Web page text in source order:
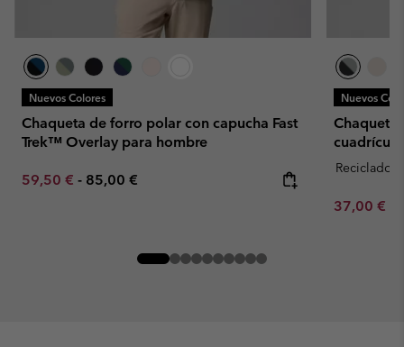
Nuevos Colores
Chaqueta de forro polar con capucha Fast
Trek™ Overlay para hombre
Minimum sale price:
59,50 € - Maximum price:
85,00 €
Nuevos
Chaqueta
Reciclado
Minimum
37,00 €